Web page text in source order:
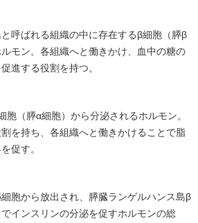
呼ばれる組織の中に存在するβ細胞（膵β
モン。各組織へと働きかけ、血中の糖の
進する役割を持つ。
胞（膵α細胞）から分泌されるホルモン。
を持ち、各組織へと働きかけることで脂
促す。
胞から放出され、膵臓ランゲルハンス島β
インスリンの分泌を促すホルモンの総